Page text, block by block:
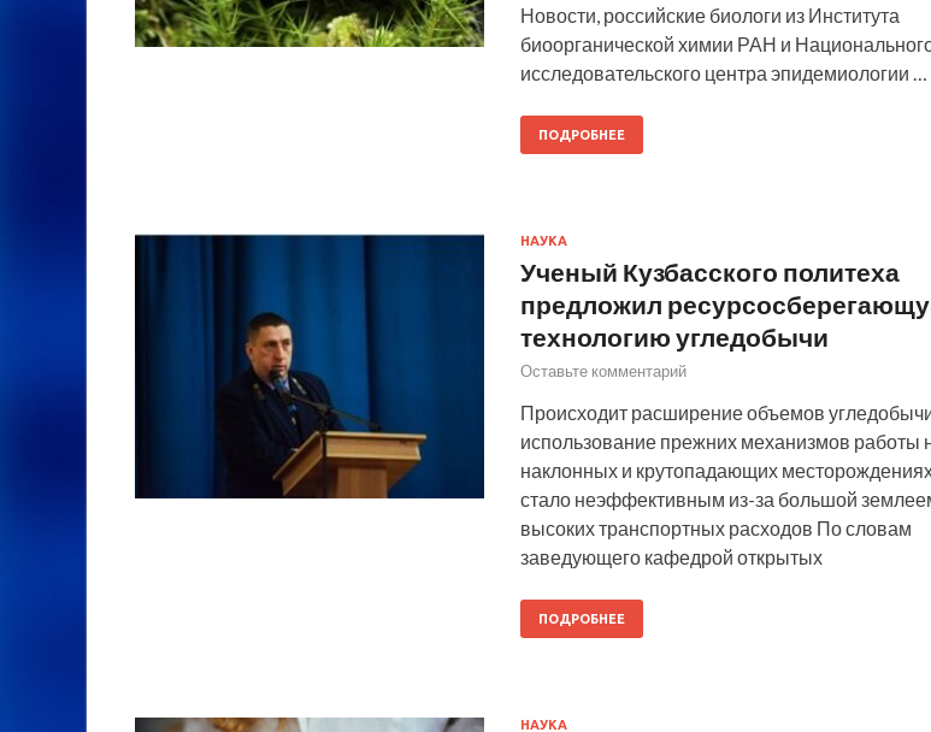
Новости, российские биологи из Института
биоорганической химии РАН и
исследовательского центра эпидемиологии …
ПОДРОБНЕЕ
НАУКА
Ученый Кузбасского политеха
предложил
технологию угледобычи
Оставьте комментарий
Происходит расширение объемов
использование прежних механизмов работы
наклонных и крутопадающих
стало неэффективным из-за большой
высоких транспортных расходов По словам
заведующего кафедрой открытых
ПОДРОБНЕЕ
НАУКА